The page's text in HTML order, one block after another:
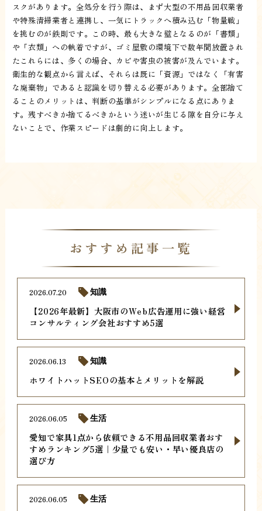
スクがあります。全処分を行う際は、まず大型の不用品回収業者
や特殊清掃業者と連携し、一気にトラックへ積み込む「物量戦」
を挑むのが鉄則です。この時、最も大きな壁となるのが「書類」
や「衣類」への執着ですが、ゴミ屋敷の環境下で数年間放置され
たこれらには、多くの場合、カビや害虫の被害が及んでいます。
衛生的な観点から言えば、それらは既に「資源」ではなく「有害
な廃棄物」であると認識を切り替える必要があります。全部捨て
ることのメリットは、判断の基準がシンプルになる点にありま
す。残すべきか捨てるべきかという迷いが生じる隙を自分に与え
ないことで、作業スピードは劇的に向上します。
おすすめ記事一覧
【2026年最新】大阪市のWeb広告運用に強い経営
コンサルティング会社おすすめ5選
2026.07.20 知識
ホワイトハットSEOの基本とメリットを解説
2026.06.13 知識
愛知で家具1点から依頼できる不用品回収業者おす
すめランキング5選｜少量でも安い・早い優良店の
選び方
2026.06.05 生活
2026.06.05 生活